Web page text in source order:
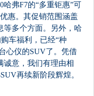
弗F7的“多重钜惠”可
惠。其促销范围涵盖
等多个方面。另外，哈
车福利，已经“种
心仪的SUV了。凭借
诚意，我们有理由相
再续新阶段辉煌。